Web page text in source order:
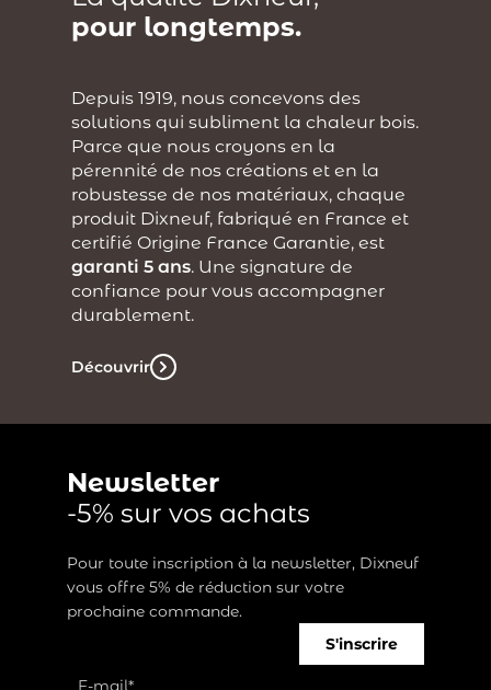
pour longtemps.
Depuis 1919, nous concevons des
solutions qui subliment la chaleur bois.
Parce que nous croyons en la
pérennité de nos créations et en la
robustesse de nos matériaux, chaque
produit Dixneuf, fabriqué en France et
certifié Origine France Garantie, est
garanti 5 ans. Une signature de
confiance pour vous accompagner
durablement.
Découvrir
Newsletter
-5% sur vos achats
Pour toute inscription à la newsletter, Dixneuf
vous offre 5% de réduction sur votre
prochaine commande.
S'inscrire